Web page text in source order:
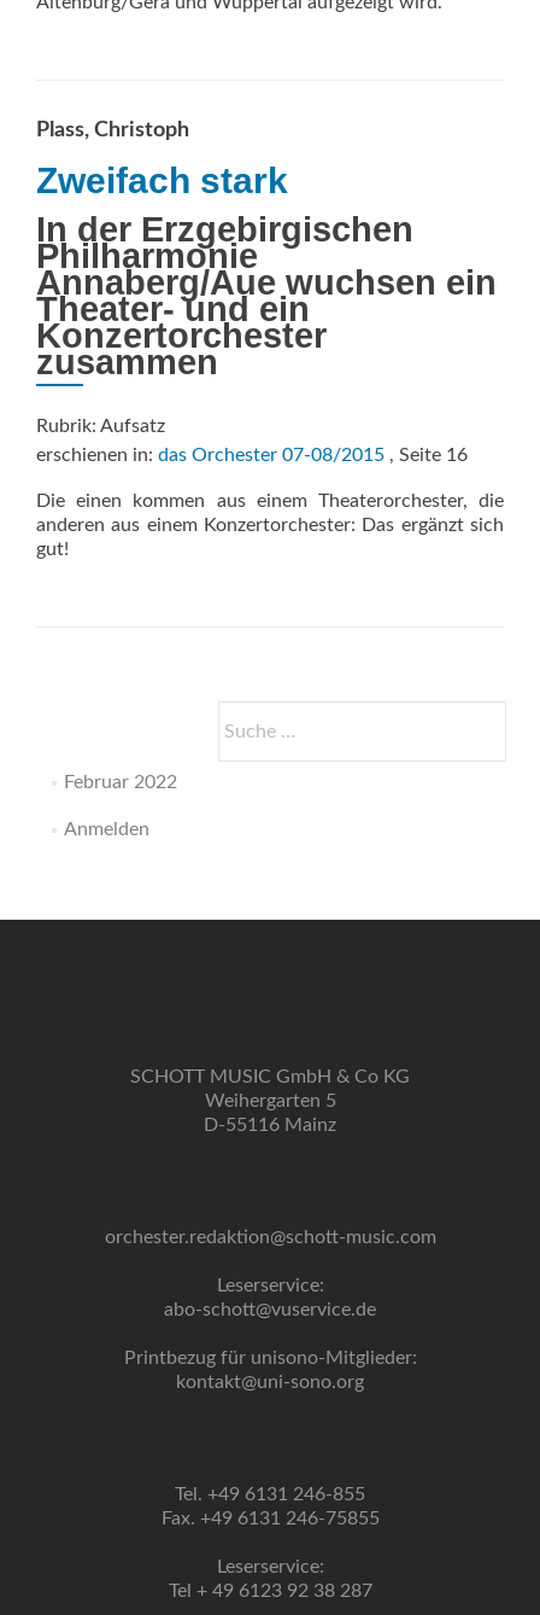
Plass, Christoph
Zweifach stark
In der Erzgebirgischen
Philharmonie
Annaberg/Aue wuchsen ein
Theater- und ein
Konzertorchester
zusammen
Rubrik: Aufsatz
erschienen in: das Orchester 07-08/2015 , Seite 16
Die einen kommen aus einem Theaterorchester, die
anderen aus einem Konzertorchester: Das ergänzt sich
gut!
nach:
Februar 2022
Anmelden
SCHOTT MUSIC GmbH & Co KG
Weihergarten 5
D-55116 Mainz
orchester.redaktion@schott-music.com
Leserservice:
abo-schott@vuservice.de
Printbezug für unisono-Mitglieder:
kontakt@uni-sono.org
Tel. +49 6131 246-855
Fax. +49 6131 246-75855
Leserservice:
Tel + 49 6123 92 38 287